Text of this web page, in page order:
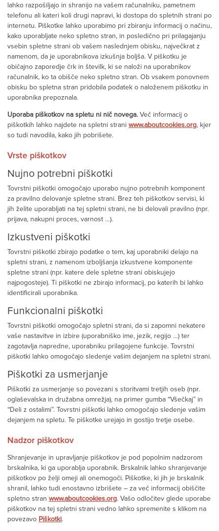
lahko razpošiljajo in shranijo na vašem računalniku, pametnem
telefonu ali kateri koli drugi napravi, ki dostopa do spletnih strani po
internetu. Piškotke lahko uporabimo pri zbiranju informacij o načinu,
kako uporabljate neko spletno stran, in posledično pri prilagajanju
vsebin spletne strani ob vašem naslednjem obisku, največkrat z
namenom, da je uporabnikova izkušnja boljša. V piškotku je
običajno zaporedje črk in številk, ki se naloži na uporabnikov
računalnik, ko ta obišče neko spletno stran. Ob vsakem ponovnem
obisku bo spletna stran pridobila podatek o naloženem piškotku in
uporabnika prepoznala.
Uporaba piškotkov na spletu ni nič novega. Več informacij o
piškotkih lahko najdete na spletni strani www.aboutcookies.org, kjer
so tudi navodila, kako jih pobrišete.
Vrste piškotkov
Nujno potrebni piškotki
Tovrstni piškotki omogočajo uporabo nujno potrebnih komponent
za pravilno delovanje spletne strani. Brez teh piškotkov servisi, ki
jih želite uporabljati na tej spletni strani, ne bi delovali pravilno (npr.
prijava, nakupni proces, varnost …).
Izkustveni piškotki
Tovrstni piškotki zbirajo podatke o tem, kaj uporabniki delajo na
spletni strani, z namenom izboljšanja izkustvene komponente
spletne strani (npr. katere dele spletne strani obiskujejo
najpogosteje). Ti piškotki ne zbirajo informacij, po katerih bi lahko
identificirali uporabnika.
Funkcionalni piškotki
Tovrstni piškotki omogočajo spletni strani, da si zapomni nekatere
vaše nastavitve in izbire (uporabniško ime, jezik, regijo …) ter
zagotavlja napredne, uporabniku prilagojene funkcije. Tovrstni
piškotki lahko omogočajo sledenje vašim dejanjem na spletni strani.
Piškotki za usmerjanje
Piškotki za usmerjanje so povezani s storitvami tretjih oseb (npr.
oglaševalska in družabna omrežja), na primer gumba “Všečkaj” in
“Deli z ostalimi”. Tovrstni piškotki lahko omogočajo sledenje vašim
dejanjem na spletu. Te piškotke urejajo in gostijo tretje osebe.
Nadzor piškotkov
Shranjevanje in upravljanje piškotkov je pod popolnim nadzorom
brskalnika, ki ga uporablja uporabnik. Brskalnik lahko shranjevanje
piškotkov po želji omeji ali onemogoči. Piškotke, ki jih je brskalnik
shranil, lahko tudi enostavno izbrišete – za več informacij obiščite
spletno stran www.aboutcookies.org. Vašo odločitev glede uporabe
piškotkov na tej spletni strani vedno lahko spremenite s klikom na
povezavo Piškotki.